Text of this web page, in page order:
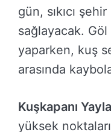
gün, sıkıcı
sağlayacak.
yaparken, kuş
arasında
Kuşkapanı
yüksek